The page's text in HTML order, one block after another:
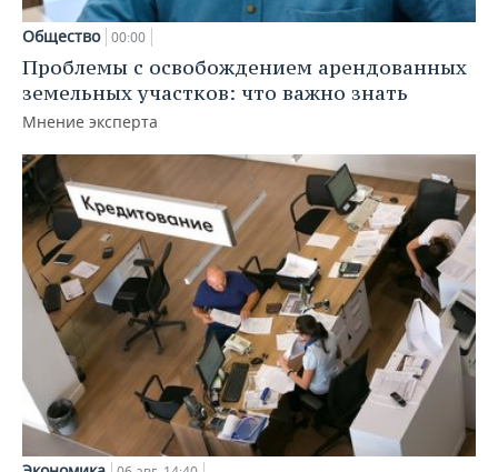
Общество 00:00
Проблемы с освобождением арендованных
земельных участков: что важно знать
Мнение эксперта